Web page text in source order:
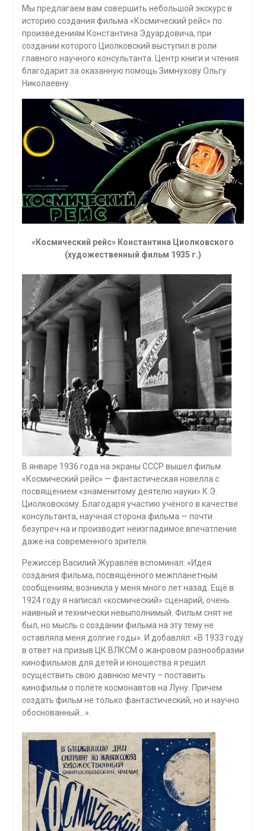
Мы предлагаем вам совершить небольшой экскурс в
историю создания фильма «Космический рейс» по
произведениям Константина Эдуардовича, при
создании которого Циолковский выступил в роли
главного научного консультанта. Центр книги и чтения
благодарит за оказанную помощь Зимнухову Ольгу
Николаевну.
«Космический рейс» Константина Циолковского
(художественный фильм 1935 г.)
В январе 1936 года на экраны СССР вышел фильм
«Космический рейс» — фантастическая новелла с
посвящением «знаменитому деятелю науки» К.Э.
Циолковскому. Благодаря участию учёного в качестве
консультанта, научная сторона фильма — почти
безупреч на и производит неизгладимое впечатление
даже на современного зрителя.
Режиссёр Василий Журавлёв вспоминал: «Идея
создания фильма, посвящённого межпланетным
сообщениям, возникла у меня много лет назад. Ещё в
1924 году я написал «космический» сценарий, очень
наивный и технически невыполнимый. Фильм снят не
был, но мысль о создании фильма на эту тему не
оставляла меня долгие годы». И добавлял: «В 1933 году
в ответ на призыв ЦК ВЛКСМ о жанровом разнообразии
кинофильмов для детей и юношества я решил
осуществить свою давнюю мечту – поставить
кинофильм о полёте космонавтов на Луну. Причем
создать фильм не только фантастический, но и научно
обоснованный…».